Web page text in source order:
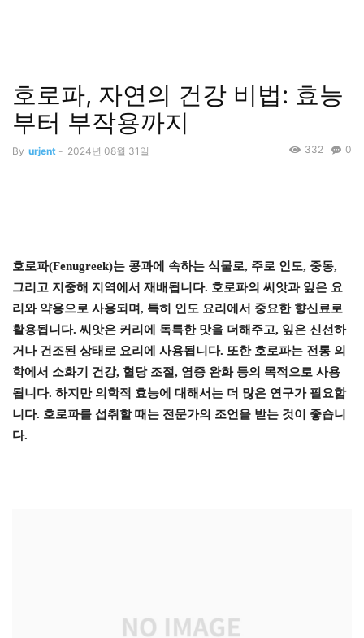
호로파, 자연의 건강 비법: 효능
부터 부작용까지
By urjent - 2024년 08월 31일 0
332
호로파(Fenugreek)는 콩과에 속하는 식물로, 주로 인도, 중동,
그리고 지중해 지역에서 재배됩니다. 호로파의 씨앗과 잎은 요
리와 약용으로 사용되며, 특히 인도 요리에서 중요한 향신료로
활용됩니다. 씨앗은 커리에 독특한 맛을 더해주고, 잎은 신선하
거나 건조된 상태로 요리에 사용됩니다. 또한 호로파는 전통 의
학에서 소화기 건강, 혈당 조절, 염증 완화 등의 목적으로 사용
됩니다. 하지만 의학적 효능에 대해서는 더 많은 연구가 필요합
니다. 호로파를 섭취할 때는 전문가의 조언을 받는 것이 좋습니
다.